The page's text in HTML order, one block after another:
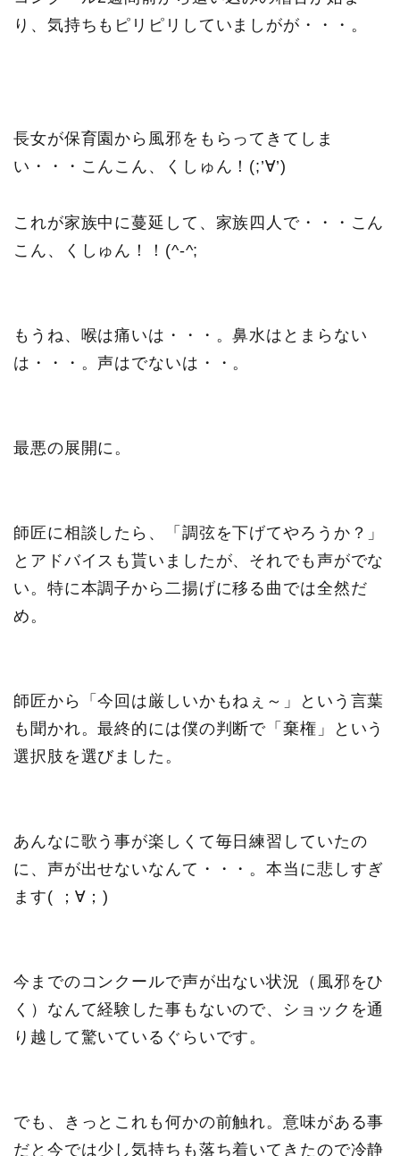
り、気持ちもピリピリしていましがが・・・。
長女が保育園から風邪をもらってきてしま
い・・・こんこん、くしゅん！(;’∀’)
これが家族中に蔓延して、家族四人で・・・こん
こん、くしゅん！！(^-^;
もうね、喉は痛いは・・・。鼻水はとまらない
は・・・。声はでないは・・。
最悪の展開に。
師匠に相談したら、「調弦を下げてやろうか？」
とアドバイスも貰いましたが、それでも声がでな
い。特に本調子から二揚げに移る曲では全然だ
め。
師匠から「今回は厳しいかもねぇ～」という言葉
も聞かれ。最終的には僕の判断で「棄権」という
選択肢を選びました。
あんなに歌う事が楽しくて毎日練習していたの
に、声が出せないなんて・・・。本当に悲しすぎ
ます( ；∀；)
今までのコンクールで声が出ない状況（風邪をひ
く）なんて経験した事もないので、ショックを通
り越して驚いているぐらいです。
でも、きっとこれも何かの前触れ。意味がある事
だと今では少し気持ちも落ち着いてきたので冷静